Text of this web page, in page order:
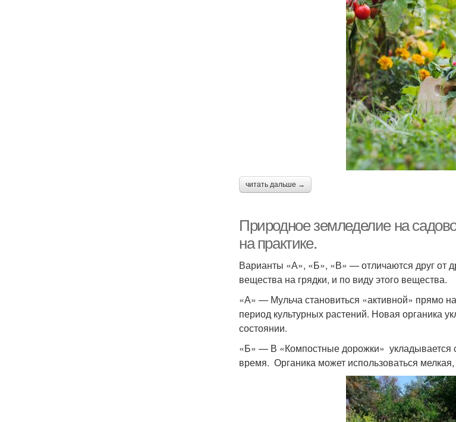
читать дальше →
Природное земледелие на
на практике.
Варианты «А», «Б», «В» — отличаются друг от
вещества на грядки, и по виду этого вещества.
«А» — Мульча становиться «активной» прямо
период культурных растений. Новая органика
состоянии.
«Б» — В «Компостные дорожки» укладывается
время. Органика может использоваться